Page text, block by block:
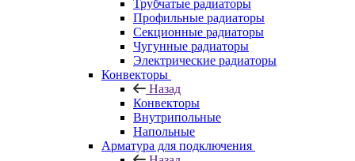
Трубчатые радиаторы
Профильные радиаторы
Секционные радиаторы
Чугунные радиаторы
Электрические радиаторы
Конвекторы
Назад
Конвекторы
Внутрипольные
Напольные
Арматура для подключения